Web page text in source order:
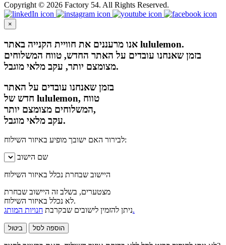
Copyright © 2026 Factory 54. All Rights Reserved.
×
אנו מרעננים את חוויית הקנייה באתר lululemon.
בזמן שאנחנו עובדים על האתר החדש, טווח המשלוחים
מצומצם יותר, עקב מלאי מוגבל.
בזמן שאנחנו עובדים על האתר
חדש של lululemon, טווח
המשלוחים מצומצם יותר,
עקב מלאי מוגבל.
לבירור האם ישובך מופיע באיזור השילוח:
שם הישוב
היישוב שבחרת נכלל באיזור השילוח
מצטערים, בשלב זה היישוב שבחרת
לא נכלל באיזור השילוח.
ניתן להזמין לישובים שבקרבתחנויות המותג.
ביטול הוספה לסל